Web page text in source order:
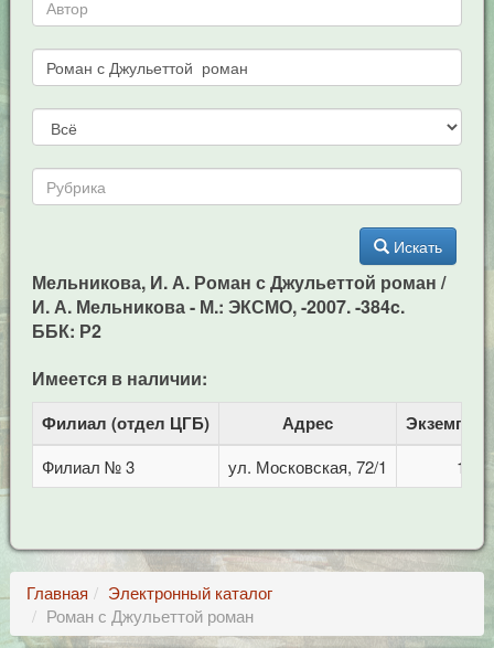
Искать
Мельникова, И. А. Роман с Джульеттой роман /
И. А. Мельникова - М.: ЭКСМО, -2007. -384c.
ББК: Р2
Имеется в наличии:
Филиал (отдел ЦГБ) Адрес
Филиал № 3 ул. Московская, 72/1 1
Главная
Электронный каталог
Роман с Джульеттой роман